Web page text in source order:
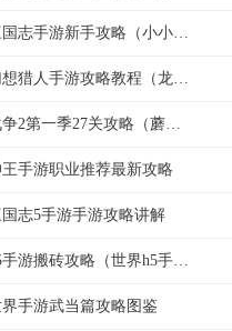
小小三国志手游新手攻略（小小三国志平民攻略）
龙族幻想猎人手游攻略教程（龙族幻想猎人手游攻略教程大全）
蘑菇战争2第一季27关攻略（蘑菇战争2第一季27关攻略图解）
手游职业推荐最新攻略
志5手游手游攻略讲解
世界h5手游搬砖攻略（世界h5手游搬砖攻略大全）
手游武当篇攻略图鉴